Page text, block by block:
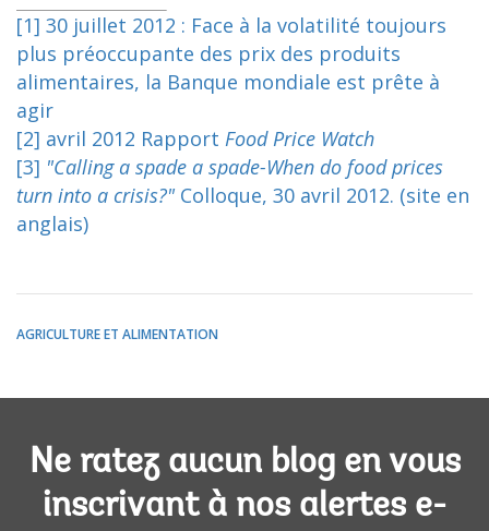
[1] 30 juillet 2012 : Face à la volatilité toujours
plus préoccupante des prix des produits
alimentaires, la Banque mondiale est prête à
agir
[2] avril 2012 Rapport Food Price Watch
[3] "Calling a spade a spade-When do food prices
turn into a crisis?"Colloque, 30 avril 2012. (site en
anglais)
AGRICULTURE ET ALIMENTATION
Ne ratez aucun blog en vous
inscrivant à nos alertes e-